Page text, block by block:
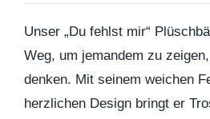
Unser „Du fehlst mir“
Weg, um jemandem zu
denken. Mit seinem weichen
herzlichen Design bringt er